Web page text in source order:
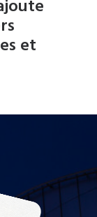
et